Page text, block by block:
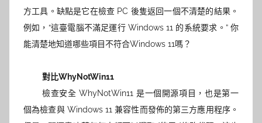
方工具。缺點是它在檢查 PC 後隻返回一個不清楚的結果。
例如，“這臺電腦不滿足運行 Windows 11 的系統要求。” 你
能清楚地知道哪些項目不符合Windows 11嗎？
對比WhyNotWin11
檢查安全 WhyNotWin11 是一個開源項目，也是第一
個為檢查與 Windows 11 兼容性而發佈的第三方應用程序。